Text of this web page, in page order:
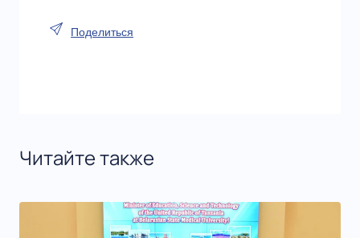
Поделиться
Читайте также